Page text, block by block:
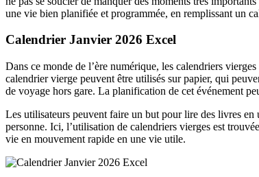
une vie bien planifiée et programmée, en remplissant un
Calendrier Janvier 2026 Excel
Dans ce monde de l’ère numérique, les calendriers
calendrier vierge peuvent être utilisés sur papier, qui
de voyage hors gare. La planification de cet événement
Les utilisateurs peuvent faire un but pour lire des livres en
personne. Ici, l’utilisation de calendriers vierges est
vie en mouvement rapide en une vie utile.